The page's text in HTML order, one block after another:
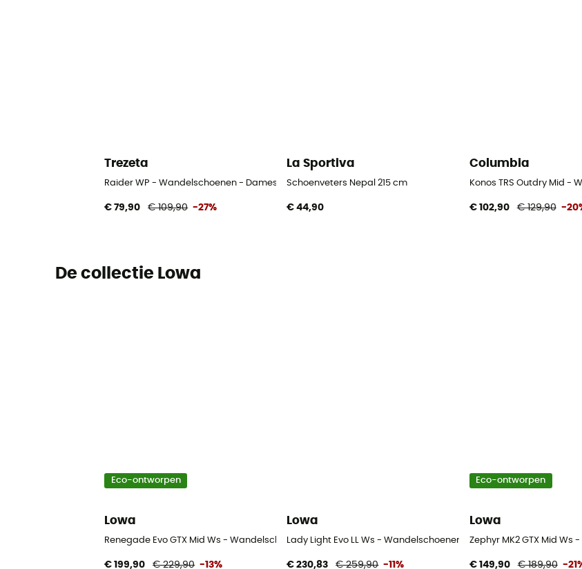
Trezeta
Raider WP - Wandelschoenen - Dames
€ 79,90 € 109,90 -27%
La Sportiva
Schoenveters Nepal 215 cm
€ 44,90
Columbia
Konos TRS Outdry Mid -
€ 102,90 € 129,90 -
De collectie Lowa
Eco-ontworpen
Lowa
Renegade Evo GTX Mid Ws - Wandelschoenen - Dames
€ 199,90 € 229,90 -13%
Lowa
Lady Light Evo LL Ws - Wandelschoenen - Dames
€ 230,83 € 259,90 -11%
Eco-ontworpen
Lowa
Zephyr MK2 GTX Mid
€ 149,90 € 189,90 -